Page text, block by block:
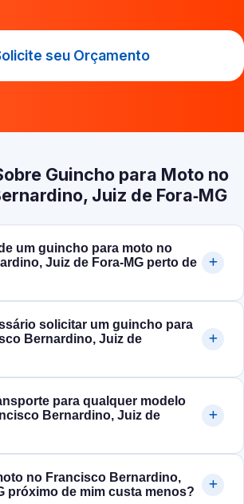
seu Orçamento
Guincho para Moto no
Juiz de Fora‑MG
um guincho para moto no
Juiz de Fora‑MG perto de
solicitar um guincho para
Bernardino, Juiz de
para qualquer modelo
Bernardino, Juiz de
no Francisco Bernardino,
próximo de mim custa menos?